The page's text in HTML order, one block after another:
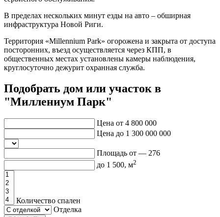
В пределах нескольких минут езды на авто – обширная
инфраструктура Новой Риги.
Территория «Millennium Park» огорожена и закрыта от доступа
посторонних, въезд осуществляется через КПП, в
общественных местах установлены камеры наблюдения,
круглосуточно дежурит охранная служба.
Подобрать дом или участок в
"Миллениум Парк"
Цена от 4 800 000
Цена до 1 300 000 000
Площадь от — 276
до 1 500, м2
Количество спален
Отделка